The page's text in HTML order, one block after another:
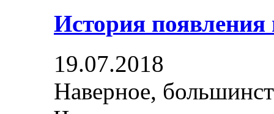
История появления
19.07.2018
Наверное,